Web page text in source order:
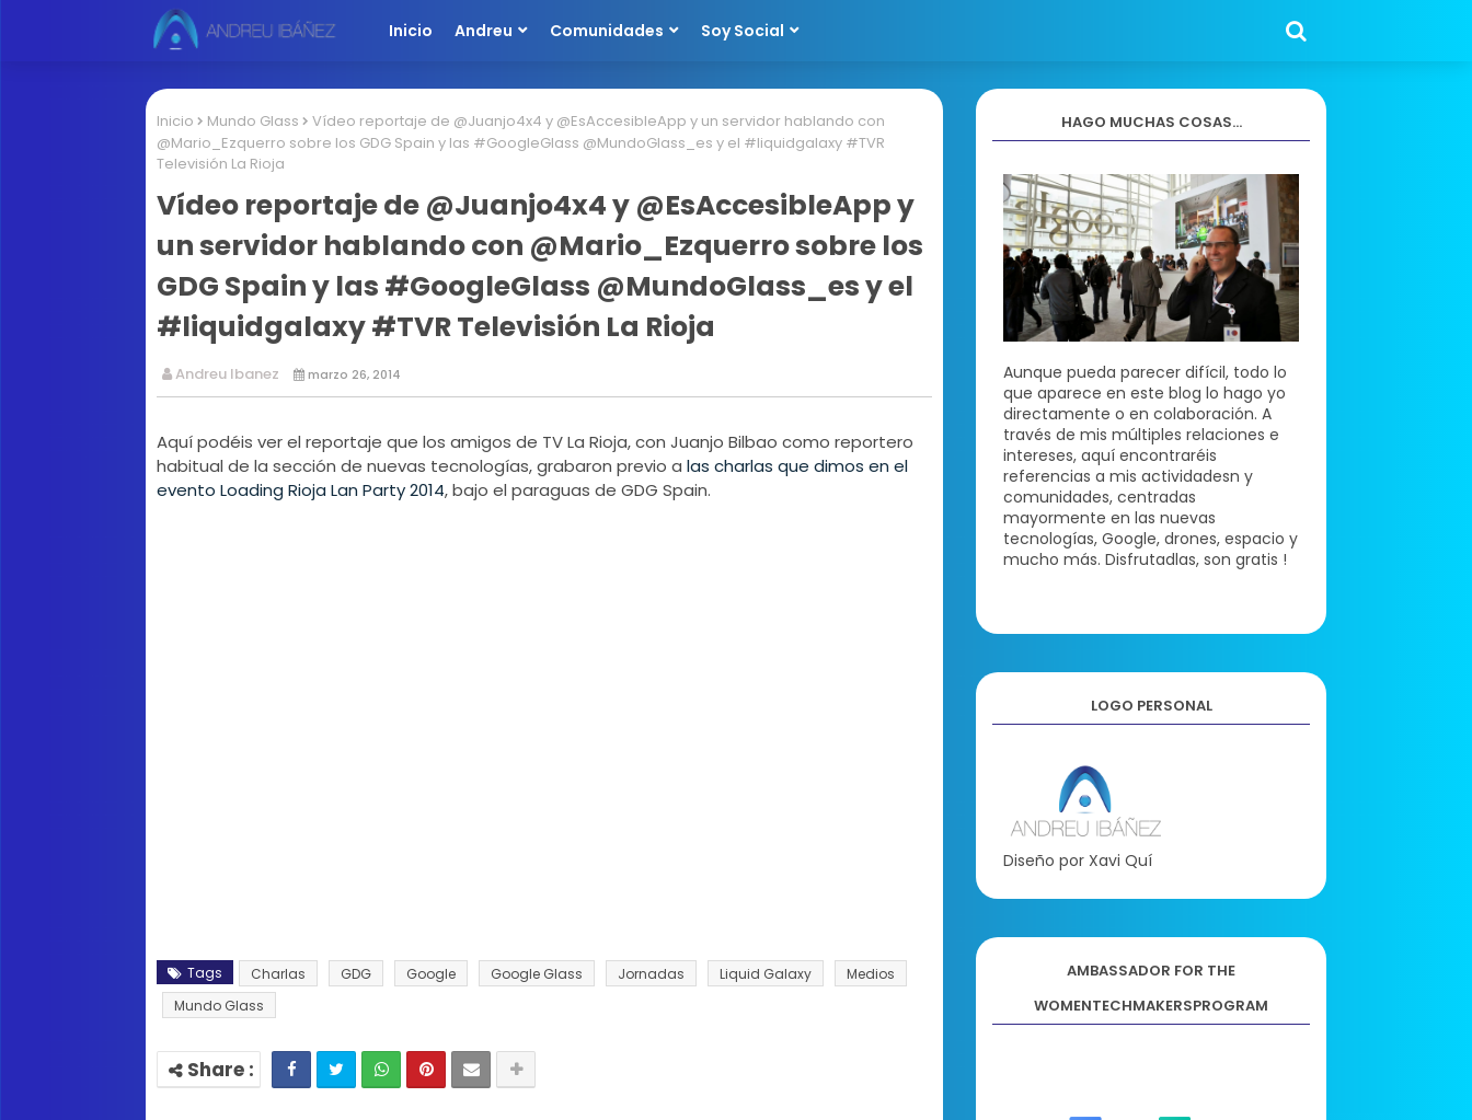
Inicio Andreu Comunidades Soy Social
Inicio Mundo Glass
Vídeo reportaje de @Juanjo4x4 y @EsAccesibleApp y un servidor hablando con
@Mario_Ezquerro sobre los GDG Spain y las #GoogleGlass @MundoGlass_es y el #liquidgalaxy #TVR
Televisión La Rioja
Vídeo reportaje de @Juanjo4x4 y @EsAccesibleApp y
un servidor hablando con @Mario_Ezquerro sobre los
GDG Spain y las #GoogleGlass @MundoGlass_es y el
#liquidgalaxy #TVR Televisión La Rioja
Andreu Ibanez marzo 26, 2014
Aquí podéis ver el reportaje que los amigos de TV La Rioja, con Juanjo Bilbao como reportero
habitual de la sección de nuevas tecnologías, grabaron previo a las charlas que dimos en el
evento Loading Rioja Lan Party 2014, bajo el paraguas de GDG Spain.
Tags Charlas GDG Google Google Glass Jornadas Liquid Galaxy
Medios
Mundo Glass
HAGO MUCHAS COSAS...
Aunque pueda parecer difícil, todo lo
que aparece en este blog lo hago yo
directamente o en colaboración. A
través de mis múltiples relaciones e
intereses, aquí encontraréis
referencias a mis actividadesn y
comunidades, centradas
mayormente en las nuevas
tecnologías, Google, drones, espacio y
mucho más. Disfrutadlas, son gratis !
LOGO PERSONAL
Diseño por Xavi Quí
AMBASSADOR FOR THE
WOMENTECHMAKERSPROGRAM